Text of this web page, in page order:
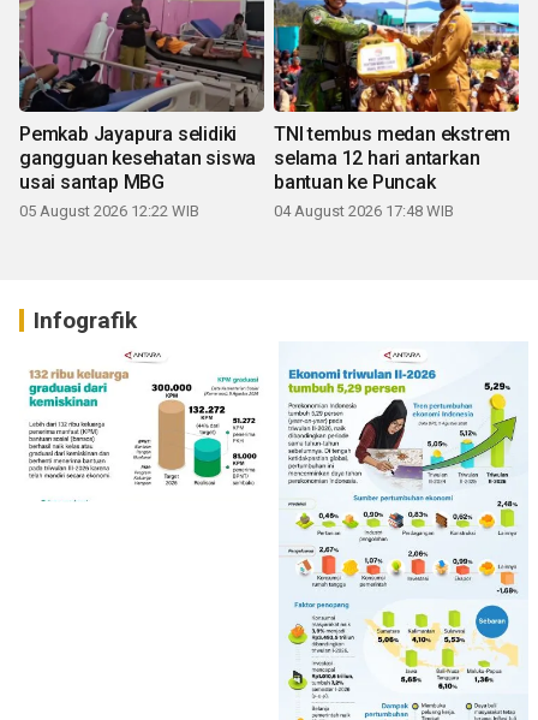
Pemkab Jayapura selidiki
gangguan kesehatan siswa
usai santap MBG
05 August 2026 12:22 WIB
TNI tembus medan ekstrem
selama 12 hari antarkan
bantuan ke Puncak
04 August 2026 17:48 WIB
Infografik